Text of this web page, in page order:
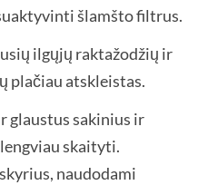
šlamšto filtrus.
ilgųjų raktažodžių ir
plačiau atskleistas.
glaustus sakinius ir
skaityti.
naudodami